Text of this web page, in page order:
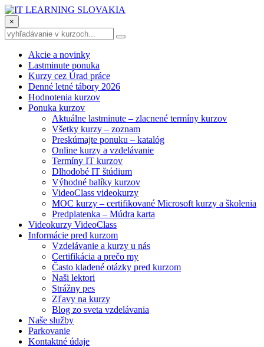
×
Akcie a novinky
Lastminute ponuka
Kurzy cez Úrad práce
Denné letné tábory 2026
Hodnotenia kurzov
Ponuka kurzov
Aktuálne lastminute – zlacnené termíny kurzov
Všetky kurzy – zoznam
Preskúmajte ponuku – katalóg
Online kurzy a vzdelávanie
Termíny IT kurzov
Dlhodobé IT štúdium
Výhodné balíky kurzov
VideoClass videokurzy
MOC kurzy – certifikované Microsoft kurzy a školenia
Predplatenka – Múdra karta
Videokurzy VideoClass
Informácie pred kurzom
Vzdelávanie a kurzy u nás
Certifikácia a prečo my
Často kladené otázky pred kurzom
Naši lektori
Strážny pes
Zľavy na kurzy
Blog zo sveta vzdelávania
Naše služby
Parkovanie
Kontaktné údaje